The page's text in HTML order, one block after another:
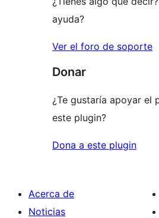
ayuda?
Ver el foro de soporte
Donar
¿Te gustaría apoyar el
este plugin?
Dona a este plugin
Acerca de
Noticias